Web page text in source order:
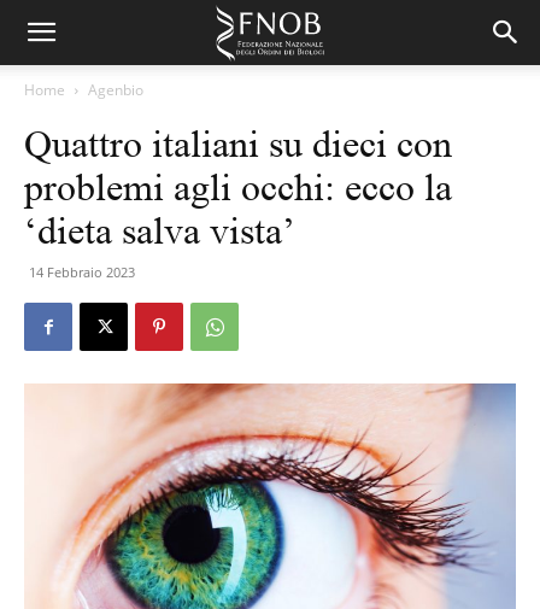
Home Agenbio
Quattro italiani su dieci con
problemi agli occhi: ecco la
‘dieta salva vista’
14 Febbraio 2023